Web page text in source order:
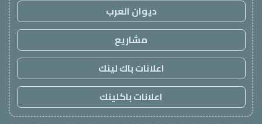
ديوان العرب
مشاريع
اعلانات باك لينك
اعلانات باكلينك